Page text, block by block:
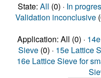
State: All (0) · In
Validation inconclusive
Application: All (0) ·
Sieve (0) · 15e Lattice
16e Lattice Sieve for